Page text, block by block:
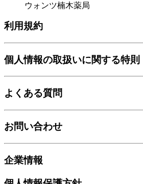
ウォンツ楠木薬局
利用規約
個人情報の取扱いに関する特則
よくある質問
お問い合わせ
企業情報